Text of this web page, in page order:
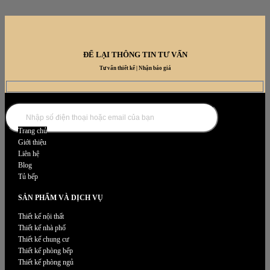
ĐỂ LẠI THÔNG TIN TƯ VẤN
Tư vấn thiết kế | Nhận báo giá
DANH MỤC NỘI THẤT
Trang chủ
Giới thiệu
Liên hệ
Blog
Tủ bếp
SẢN PHẨM VÀ DỊCH VỤ
Thiết kế nội thất
Thiết kế nhà phố
Thiết kế chung cư
Thiết kế phòng bếp
Thiết kế phòng ngủ